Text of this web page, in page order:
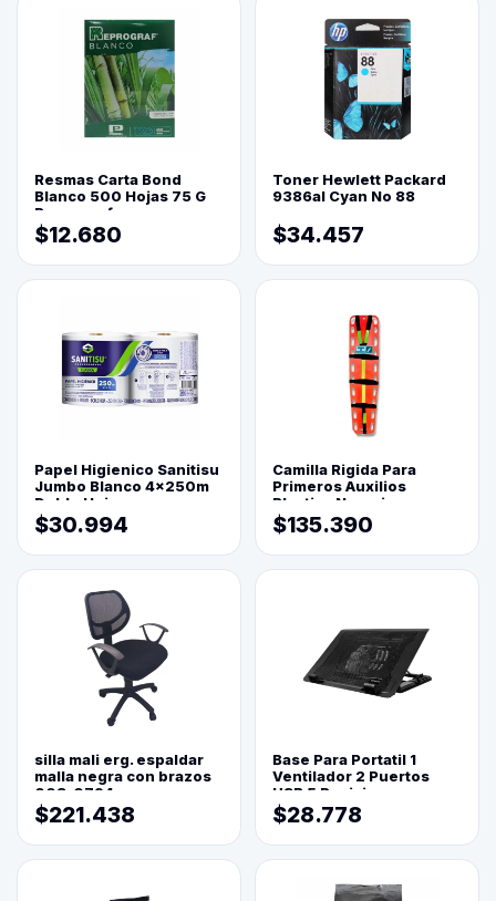
Resmas Carta Bond
Blanco 500 Hojas 75 G
Reprograf.
$12.680
Toner Hewlett Packard
9386al Cyan No 88
$34.457
Papel Higienico Sanitisu
Jumbo Blanco 4x250m
Doble Hoja
$30.994
Camilla Rigida Para
Primeros Auxilios
Plastica Naranja
$135.390
silla mali erg. espaldar
malla negra con brazos
003-0794
$221.438
Base Para Portatil 1
Ventilador 2 Puertos
USB 5 Posiciones
$28.778